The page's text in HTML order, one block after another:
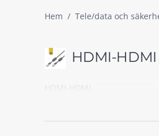
Hem Tele/data och
HDMI-HDMI
HDMI-HDMI